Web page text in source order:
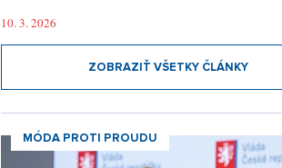
10. 3. 2026
ZOBRAZIŤ VŠETKY ČLÁNKY
MÓDA PROTI PROUDU